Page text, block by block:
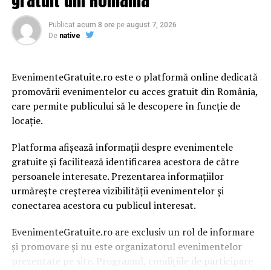
URMATORUL
Revocarea procurorului general al României. Comisia
Europeană se implică | JiulAZI
NU RATATI
DEZASTRU pentru România! Decizia radicală a OMV
Petrom! Renunță la o investiție majoră! Care este
motivul | JiulAZI
Publicat acum 8 ore pe august 7, 2026
De native
EvenimenteGratuite.ro este o platformă online dedicată
promovării evenimentelor cu acces gratuit din România,
care permite publicului să le descopere în funcție de
locație.
Platforma afișează informații despre evenimentele
gratuite și facilitează identificarea acestora de către
persoanele interesate. Prezentarea informațiilor
urmărește creșterea vizibilității evenimentelor și
conectarea acestora cu publicul interesat.
EvenimenteGratuite.ro are exclusiv un rol de informare
și promovare și nu este organizatorul evenimentelor
prezentate pe site. Programul, condițiile de participare